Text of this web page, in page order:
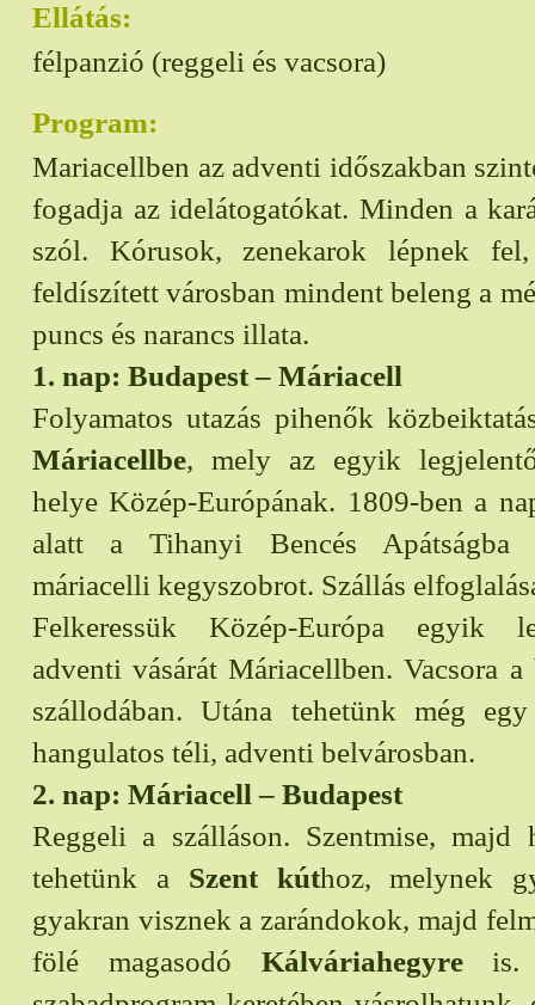
Ellátás:
félpanzió (reggeli és vacsora)
Program:
Mariacellben az adventi időszakban
fogadja az idelátogatókat. Minden a
szól. Kórusok, zenekarok lépnek
feldíszített városban mindent beleng a
puncs és narancs illata.
1. nap: Budapest – Máriacell
Folyamatos utazás pihenők
Máriacellbe, mely az egyik
helye Közép-Európának. 1809-ben a
alatt a Tihanyi Bencés Apátságba
máriacelli kegyszobrot. Szállás
Felkeressük Közép-Európa egyik
adventi vásárát Máriacellben. Vacsora
szállodában. Utána tehetünk még
hangulatos téli, adventi belvárosban.
2. nap: Máriacell – Budapest
Reggeli a szálláson. Szentmise, majd
tehetünk a Szent kúthoz, melynek
gyakran visznek a zarándokok, majd
fölé magasodó Kálváriahegyreis.